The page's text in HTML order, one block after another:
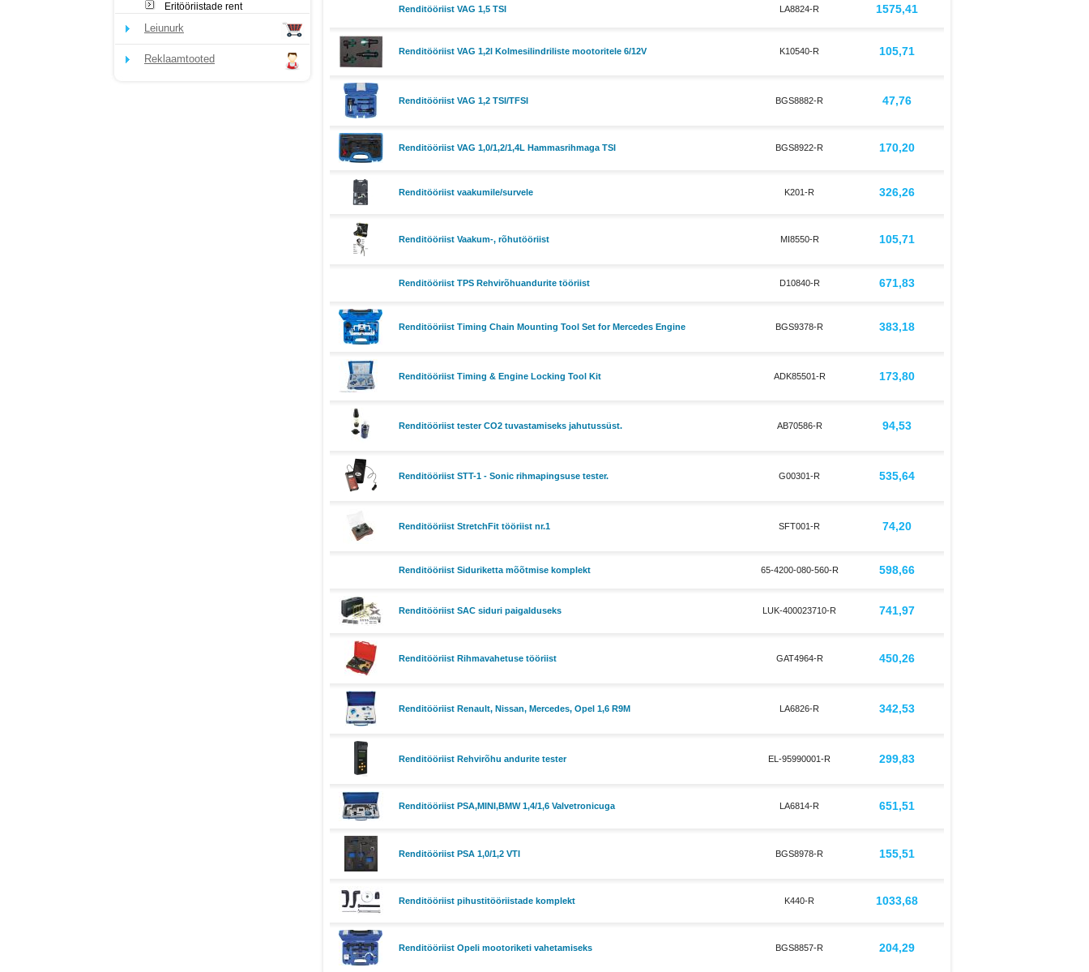
Eritööriistade rent
Leiunurk
Reklaamtooted
Renditööriist VAG 1,5 TSI LA8824-R 1575,41
Renditööriist VAG 1,2l Kolmesilindriliste mootoritele 6/12V K10540-R 105,71
Renditööriist VAG 1,2 TSI/TFSI BGS8882-R 47,76
Renditööriist VAG 1,0/1,2/1,4L Hammasrihmaga TSI BGS8922-R 170,20
Renditööriist vaakumile/survele K201-R 326,26
Renditööriist Vaakum-, rõhutööriist MI8550-R 105,71
Renditööriist TPS Rehvirõhuandurite tööriist D10840-R 671,83
Renditööriist Timing Chain Mounting Tool Set for Mercedes Engine BGS9378-R 383,18
Renditööriist Timing & Engine Locking Tool Kit ADK85501-R 173,80
Renditööriist tester CO2 tuvastamiseks jahutussüst. AB70586-R 94,53
Renditööriist STT-1 - Sonic rihmapingsuse tester. G00301-R 535,64
Renditööriist StretchFit tööriist nr.1 SFT001-R 74,20
Renditööriist Siduriketta mõõtmise komplekt 65-4200-080-560-R 598,66
Renditööriist SAC siduri paigalduseks LUK-400023710-R 741,97
Renditööriist Rihmavahetuse tööriist GAT4964-R 450,26
Renditööriist Renault, Nissan, Mercedes, Opel 1,6 R9M LA6826-R 342,53
Renditööriist Rehvirõhu andurite tester EL-95990001-R 299,83
Renditööriist PSA,MINI,BMW 1,4/1,6 Valvetronicuga LA6814-R 651,51
Renditööriist PSA 1,0/1,2 VTI BGS8978-R 155,51
Renditööriist pihustitööriistade komplekt K440-R 1033,68
Renditööriist Opeli mootoriketi vahetamiseks BGS8857-R 204,29